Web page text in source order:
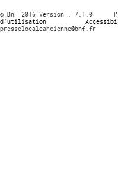
© BnF 2016 Version : 7.1.0
d’utilisation
presselocaleancienne@bnf.fr